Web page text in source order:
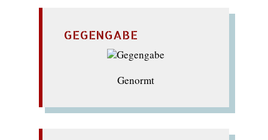
GEGENGABE
Genormt